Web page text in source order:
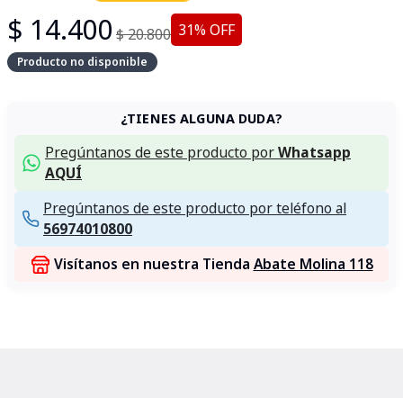
$ 14.400 $20.800 31% OFF
Producto no disponible
¿TIENES ALGUNA DUDA?
Pregúntanos de este producto porWhatsapp
AQUÍ
Pregúntanos de este producto por teléfono al
56974010800
Visítanos en nuestra Tienda Abate Molina 118